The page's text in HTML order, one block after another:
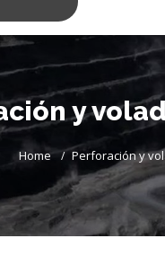
y
Home Perforación y